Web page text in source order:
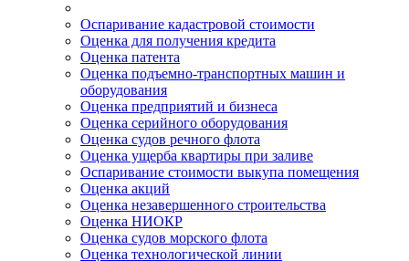
Оспаривание кадастровой стоимости
Оценка для получения кредита
Оценка патента
Оценка подъемно-транспортных машин и
оборудования
Оценка предприятий и бизнеса
Оценка серийного оборудования
Оценка судов речного флота
Оценка ущерба квартиры при заливе
Оспаривание стоимости выкупа помещения
Оценка акций
Оценка незавершенного строительства
Оценка НИОКР
Оценка судов морского флота
Оценка технологической линии